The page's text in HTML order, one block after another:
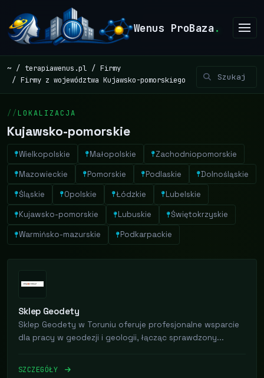
Wenus ProBaza.
~ terapiawenus.pl
Firmy
Firmy z województwa Kujawsko-pomorskiego
LOKALIZACJA
Kujawsko-pomorskie
Wielkopolskie Małopolskie Zachodniopomorskie
Mazowieckie Pomorskie Podlaskie Dolnośląskie
Śląskie Opolskie Łódzkie Lubelskie
Kujawsko-pomorskie Lubuskie Świętokrzyskie
Warmińsko-mazurskie Podkarpackie
Sklep Geodety
Sklep Geodety w Toruniu oferuje profesjonalne wsparcie
dla pracy w geodezji i geologii, łącząc sprawdzony...
SZCZEGÓŁY